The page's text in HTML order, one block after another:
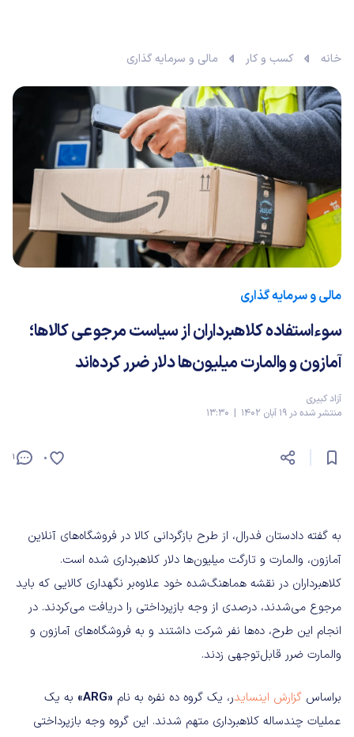
خانه کسب و کار مالی و سرمایه گذاری
مالی و سرمایه گذاری
سوءاستفاده کلاهبرداران از سیاست مرجوعی کالاها؛
آمازون و والمارت میلیون‌ها دلار ضرر کرده‌اند
آزاد کبیری
منتشر شده در 19 آبان 1402 | 13:30
1 0
به گفته دادستان فدرال، از طرح بازگردانی کالا در فروشگاه‌های آنلاین
آمازون، والمارت و تارگت میلیون‌ها دلار کلاهبرداری شده است.
کلاهبرداران در نقشه هماهنگ‌شده خود علاوه‌بر نگهداری کالایی که باید
مرجوع می‌شدند، درصدی از وجه بازپرداختی را دریافت می‌کردند. در
انجام این طرح، ده‌ها نفر شرکت داشتند و به فروشگاه‌های آمازون و
والمارت ضرر قابل‌توجهی زدند.
براساس گزارش اینسایدر، یک گروه ده نفره به نام «ARG»
به یک
عملیات چندساله کلاهبرداری متهم شدند. این گروه وجه‌ بازپرداختی